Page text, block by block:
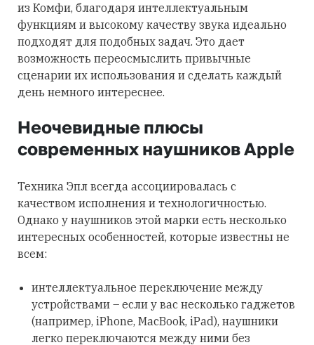
из Комфи, благодаря интеллектуальным
функциям и высокому качеству звука идеально
подходят для подобных задач. Это дает
возможность переосмыслить привычные
сценарии их использования и сделать каждый
день немного интереснее.
Неочевидные плюсы
современных наушников Apple
Техника Эпл всегда ассоциировалась с
качеством исполнения и технологичностью.
Однако у наушников этой марки есть несколько
интересных особенностей, которые известны не
всем:
интеллектуальное переключение между
устройствами – если у вас несколько гаджетов
(например, iPhone, MacBook, iPad), наушники
легко переключаются между ними без